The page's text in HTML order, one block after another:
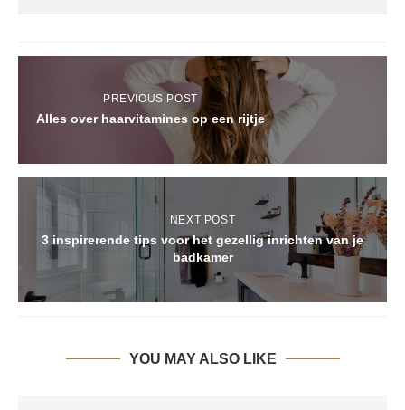
PREVIOUS POST
Alles over haarvitamines op een rijtje
NEXT POST
3 inspirerende tips voor het gezellig inrichten van je
badkamer
YOU MAY ALSO LIKE